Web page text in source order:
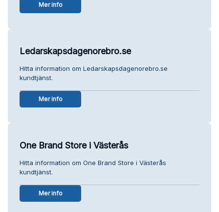
Mer info
Ledarskapsdagenorebro.se
Hitta information om Ledarskapsdagenorebro.se
kundtjänst.
Mer info
One Brand Store i Västerås
Hitta information om One Brand Store i Västerås
kundtjänst.
Mer info